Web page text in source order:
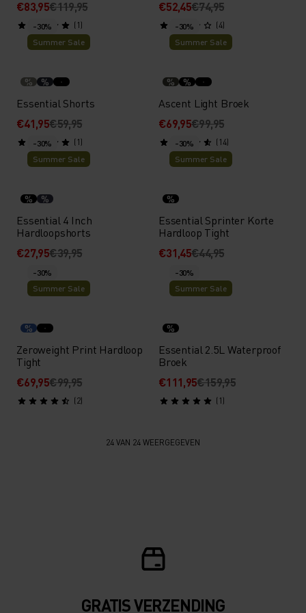
€83,95€119,95
(1)
€52,45€74,95
(4)
-30%
Summer Sale
% %
Essential Shorts
€41,95€59,95
(1)
-30%
Summer Sale
% %
Ascent Light Broek
€69,95€99,95
(14)
-30%
Summer Sale
% %
Essential 4 Inch
Hardloopshorts
€27,95€39,95
-30%
Summer Sale
%
Essential Sprinter Korte
Hardloop Tight
€31,45€44,95
-30%
Summer Sale
%
Zeroweight Print Hardloop
Tight
€69,95€99,95
(2)
-30%
Summer Sale
%
Essential 2.5L Waterproof
Broek
€111,95€159,95
(1)
24 VAN 24 WEERGEGEVEN
GRATIS VERZENDING​​​​​​​​​​​​​​